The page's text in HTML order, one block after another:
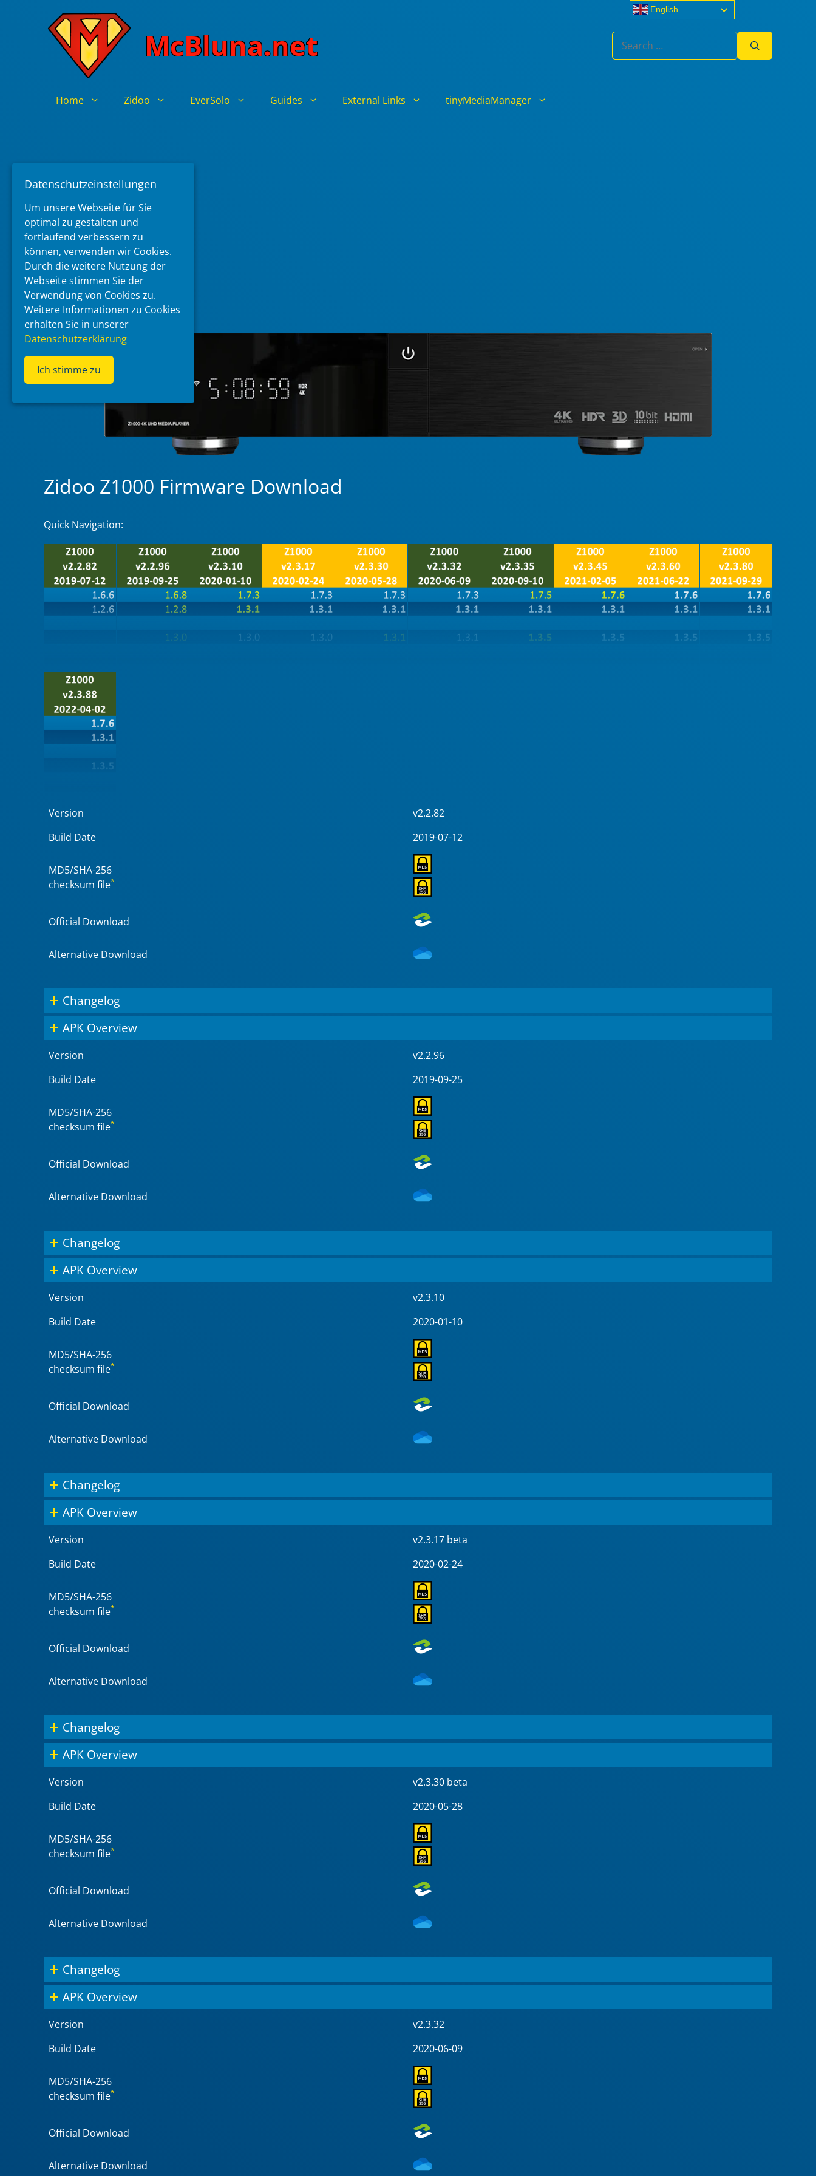
McBluna.net
Search
for:
Home Zidoo EverSolo Guides External Links tinyMediaManager
Zidoo Z1000 Firmware Download
Quick Navigation:
Version
v2.2.82
Build Date
2019-07-12
MD5/SHA-256
checksum file*
Official Download
Alternative Download
Changelog
APK Overview
Version
v2.2.96
Build Date
2019-09-25
MD5/SHA-256
checksum file*
Official Download
Alternative Download
Changelog
APK Overview
Version
v2.3.10
Build Date
2020-01-10
MD5/SHA-256
checksum file*
Official Download
Alternative Download
Changelog
APK Overview
Version
v2.3.17 beta
Build Date
2020-02-24
MD5/SHA-256
checksum file*
Official Download
Alternative Download
Changelog
APK Overview
Version
v2.3.30 beta
Build Date
2020-05-28
MD5/SHA-256
checksum file*
Official Download
Alternative Download
Changelog
APK Overview
Version
v2.3.32
Build Date
2020-06-09
MD5/SHA-256
checksum file*
Official Download
Alternative Download
English
Datenschutzeinstellungen
Um unsere Webseite für Sie
optimal zu gestalten und
fortlaufend verbessern zu
können, verwenden wir Cookies.
Durch die weitere Nutzung der
Webseite stimmen Sie der
Verwendung von Cookies zu.
Weitere Informationen zu Cookies
erhalten Sie in unserer
Datenschutzerklärung
Ich stimme zu